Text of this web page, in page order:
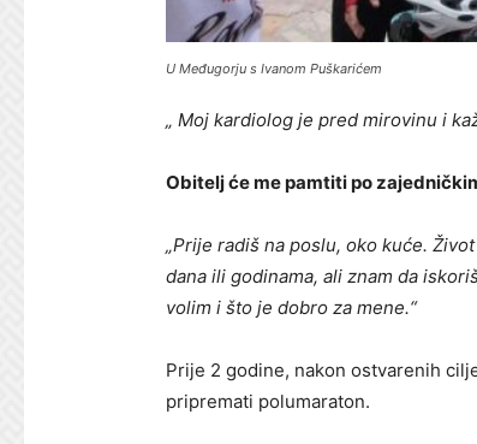
U Međugorju s Ivanom Puškarićem
„ Moj kardiolog je pred mirovinu i
Obitelj će me pamtiti po
„Prije radiš na poslu, oko kuće.
dana ili godinama, ali znam da
volim i što je dobro za mene.“
Prije 2 godine, nakon ostvarenih
pripremati polumaraton.